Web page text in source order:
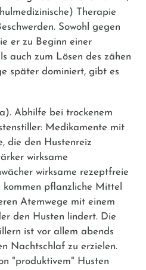
Therapie
Sowohl gegen
er zu Beginn einer
auch zum Lösen des zähen
später dominiert, gibt es
Abhilfe bei trockenem
Medikamente mit
die den Hustenreiz
wirksame
wirksame rezeptfreie
kommen pflanzliche Mittel
Atemwege mit einem
den Husten lindert. Die
ist vor allem abends
Nachtschlaf zu erzielen.
"produktivem" Husten